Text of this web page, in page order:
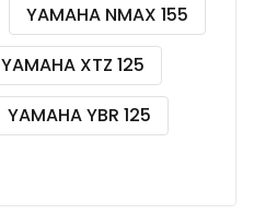
YAMAHA NMAX 155
YAMAHA XTZ 125
YAMAHA YBR 125